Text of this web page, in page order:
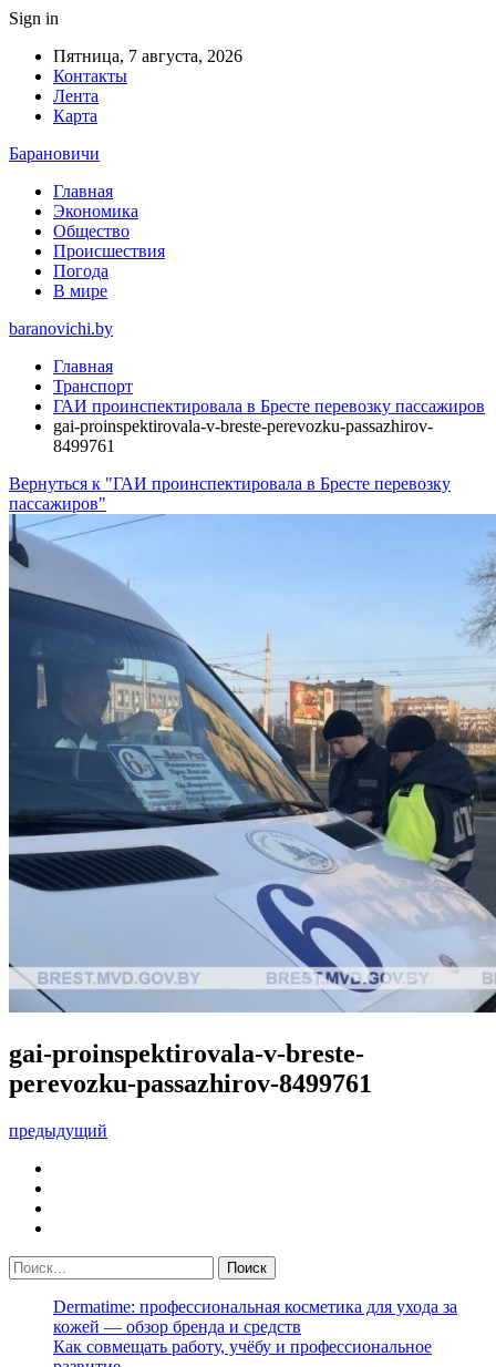
Sign in
Пятница, 7 августа, 2026
Контакты
Лента
Карта
Барановичи
Главная
Экономика
Общество
Происшествия
Погода
В мире
baranovichi.by
Главная
Транспорт
ГАИ проинспектировала в Бресте перевозку пассажиров
gai-proinspektirovala-v-breste-perevozku-passazhirov-
8499761
Вернуться к "ГАИ проинспектировала в Бресте перевозку
пассажиров"
gai-proinspektirovala-v-breste-
perevozku-passazhirov-8499761
предыдущий
Dermatime: профессиональная косметика для ухода за
кожей — обзор бренда и средств
Как совмещать работу, учёбу и профессиональное